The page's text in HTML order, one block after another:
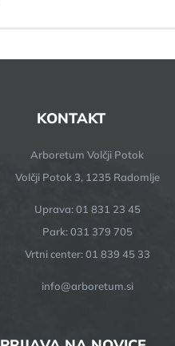
KONTAKT
Arboretum Volčji Potok
Volčji Potok 3, 1235 Radomlje
Uprava: 01 831 23 45
Park: 031 379 705
Vrtni center: 01 839 45 33
info@arboretum.si